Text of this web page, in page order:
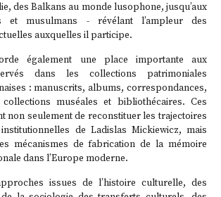
des Balkans au monde lusophone, jusqu’aux
et musulmans - révélant l’ampleur des
auxquelles il participe.
également une place importante aux
dans les collections patrimoniales
: manuscrits, albums, correspondances,
collections muséales et bibliothécaires. Ces
non seulement de reconstituer les trajectoires
de Ladislas Mickiewicz, mais
mécanismes de fabrication de la mémoire
dans l’Europe moderne.
issues de l’histoire culturelle, des